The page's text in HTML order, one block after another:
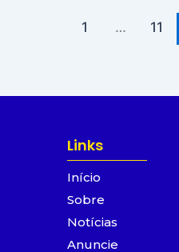
1 … 11
Links
Início
Sobre
Notícias
Anuncie